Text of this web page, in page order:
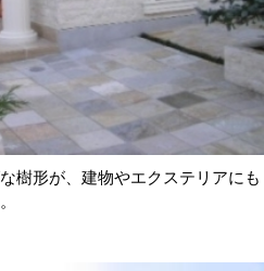
樹形が、建物やエクステリアにも